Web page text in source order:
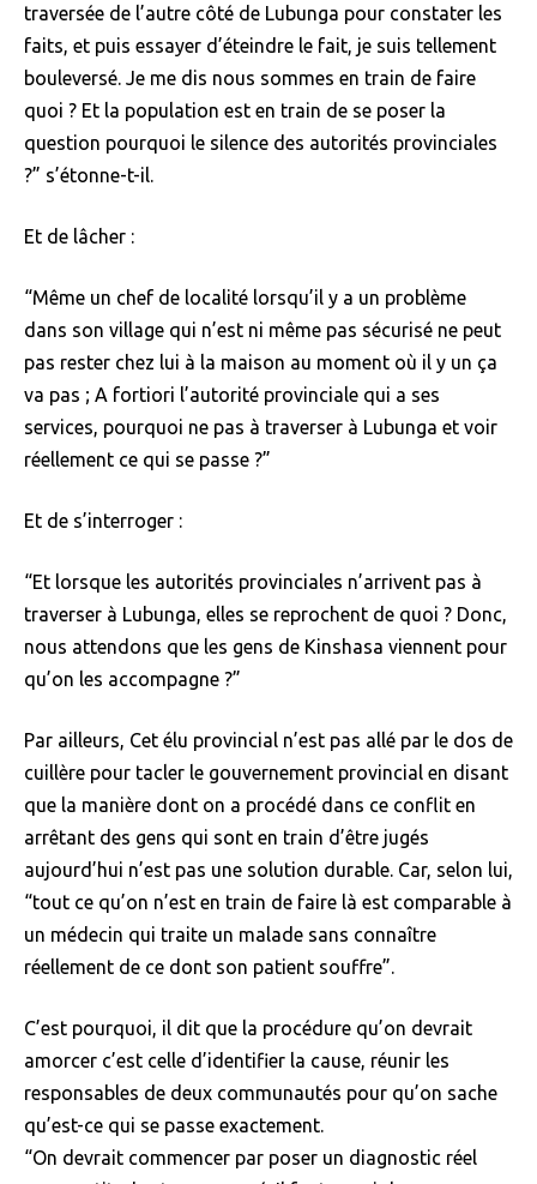
traversée de l’autre côté de Lubunga pour constater les
faits, et puis essayer d’éteindre le fait, je suis tellement
bouleversé. Je me dis nous sommes en train de faire
quoi ? Et la population est en train de se poser la
question pourquoi le silence des autorités provinciales
?” s’étonne-t-il.
Et de lâcher :
“Même un chef de localité lorsqu’il y a un problème
dans son village qui n’est ni même pas sécurisé ne peut
pas rester chez lui à la maison au moment où il y un ça
va pas ; A fortiori l’autorité provinciale qui a ses
services, pourquoi ne pas à traverser à Lubunga et voir
réellement ce qui se passe ?”
Et de s’interroger :
“Et lorsque les autorités provinciales n’arrivent pas à
traverser à Lubunga, elles se reprochent de quoi ? Donc,
nous attendons que les gens de Kinshasa viennent pour
qu’on les accompagne ?”
Par ailleurs, Cet élu provincial n’est pas allé par le dos de
cuillère pour tacler le gouvernement provincial en disant
que la manière dont on a procédé dans ce conflit en
arrêtant des gens qui sont en train d’être jugés
aujourd’hui n’est pas une solution durable. Car, selon lui,
“tout ce qu’on n’est en train de faire là est comparable à
un médecin qui traite un malade sans connaître
réellement de ce dont son patient souffre”.
C’est pourquoi, il dit que la procédure qu’on devrait
amorcer c’est celle d’identifier la cause, réunir les
responsables de deux communautés pour qu’on sache
qu’est-ce qui se passe exactement.
“On devrait commencer par poser un diagnostic réel